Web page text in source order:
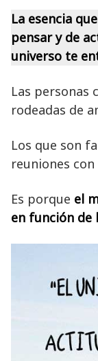
La esencia
pensar y de
universo te
Las personas
rodeadas de
Los que son
reuniones
Es porque el
en función de